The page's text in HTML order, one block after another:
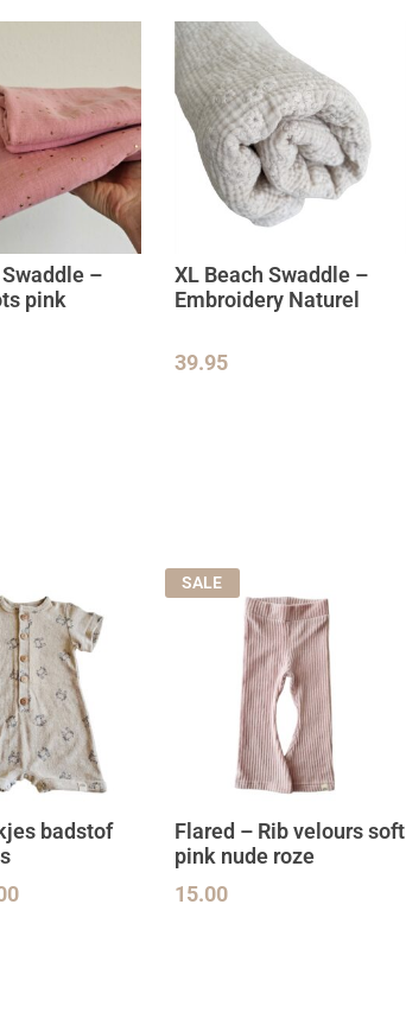
–
pink
XL Beach Swaddle –
Embroidery Naturel
39.95
badstof
SALE
Flared – Rib velours soft
pink nude roze
15.00